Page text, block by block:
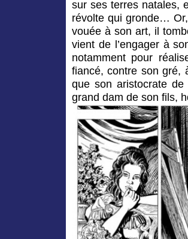
sur ses terres natales,
révolte qui gronde…
vouée à son art, il
vient de l’engager à
notamment pour
fiancé, contre son gré,
que son aristocrate de
grand dam de son fils,